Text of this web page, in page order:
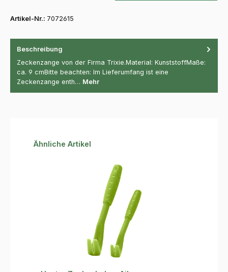
Artikel-Nr.: 7072615
Beschreibung
Zeckenzange von der Firma Trixie.Material: KunststoffMaße:
ca. 9 cmBitte beachten: Im Lieferumfang ist eine
Zeckenzange enth… Mehr
Produktgalerie überspringen
Ähnliche Artikel